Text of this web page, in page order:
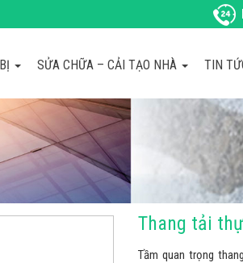
SỬA CHỮA – CẢI TẠO NHÀ TIN
Thang tải
Tầm quan trọng